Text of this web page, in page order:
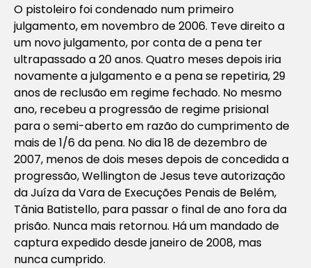
O pistoleiro foi condenado num primeiro
julgamento, em novembro de 2006. Teve direito a
um novo julgamento, por conta de a pena ter
ultrapassado a 20 anos. Quatro meses depois iria
novamente a julgamento e a pena se repetiria, 29
anos de reclusão em regime fechado. No mesmo
ano, recebeu a progressão de regime prisional
para o semi-aberto em razão do cumprimento de
mais de 1/6 da pena. No dia 18 de dezembro de
2007, menos de dois meses depois de concedida a
progressão, Wellington de Jesus teve autorização
da Juíza da Vara de Execuções Penais de Belém,
Tânia Batistello, para passar o final de ano fora da
prisão. Nunca mais retornou. Há um mandado de
captura expedido desde janeiro de 2008, mas
nunca cumprido.